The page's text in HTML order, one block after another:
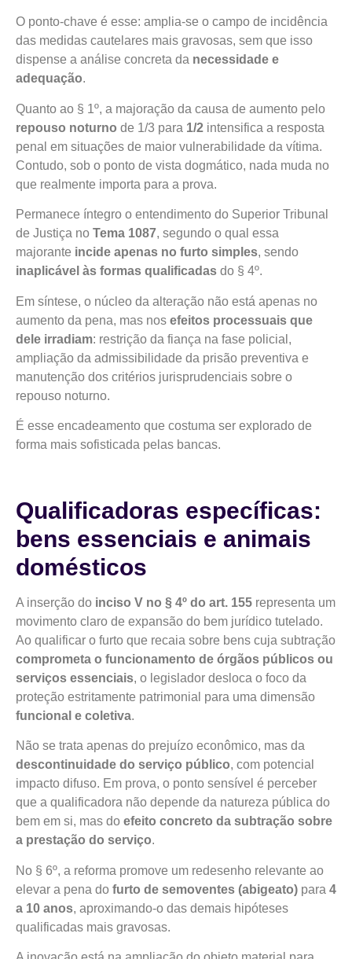
O ponto-chave é esse: amplia-se o campo de incidência
das medidas cautelares mais gravosas, sem que isso
dispense a análise concreta da necessidade e
adequação.
Quanto ao § 1º, a majoração da causa de aumento pelo
repouso noturno de 1/3 para 1/2 intensifica a resposta
penal em situações de maior vulnerabilidade da vítima.
Contudo, sob o ponto de vista dogmático, nada muda no
que realmente importa para a prova.
Permanece íntegro o entendimento do Superior Tribunal
de Justiça no Tema 1087, segundo o qual essa
majorante incide apenas no furto simples, sendo
inaplicável às formas qualificadas do § 4º.
Em síntese, o núcleo da alteração não está apenas no
aumento da pena, mas nos efeitos processuais que
dele irradiam: restrição da fiança na fase policial,
ampliação da admissibilidade da prisão preventiva e
manutenção dos critérios jurisprudenciais sobre o
repouso noturno.
É esse encadeamento que costuma ser explorado de
forma mais sofisticada pelas bancas.
Qualificadoras específicas:
bens essenciais e animais
domésticos
A inserção do inciso V no § 4º do art. 155 representa um
movimento claro de expansão do bem jurídico tutelado.
Ao qualificar o furto que recaia sobre bens cuja subtração
comprometa o funcionamento de órgãos públicos ou
serviços essenciais, o legislador desloca o foco da
proteção estritamente patrimonial para uma dimensão
funcional e coletiva.
Não se trata apenas do prejuízo econômico, mas da
descontinuidade do serviço público, com potencial
impacto difuso. Em prova, o ponto sensível é perceber
que a qualificadora não depende da natureza pública do
bem em si, mas do efeito concreto da subtração sobre
a prestação do serviço.
No § 6º, a reforma promove um redesenho relevante ao
elevar a pena do furto de semoventes (abigeato) para 4
a 10 anos, aproximando-o das demais hipóteses
qualificadas mais gravosas.